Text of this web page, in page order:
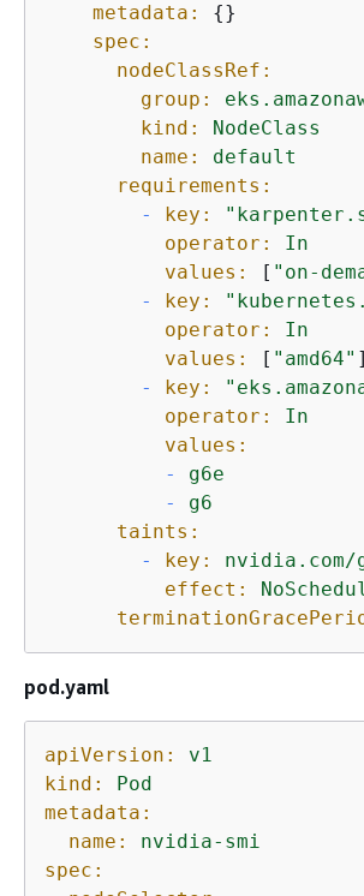
metadata:
{}
spec:
nodeClassRef:
group:
kind:
NodeClass
name:
default
requirements:
-
key:
operator:
In
values:
[ "on-
-
key:
operator:
In
values:
[ "amd64" ]
-
key:
operator:
In
values:
-
g6e
-
g6
taints:
-
key:
nvidia.com/
effect:
pod.yaml
apiVersion:
v1
kind:
Pod
metadata:
name:
nvidia-smi
spec: